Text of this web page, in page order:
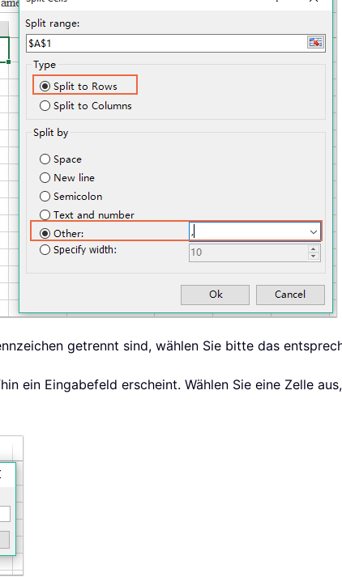
getrennt sind, wählen Sie bitte das
ein Eingabefeld erscheint. Wählen Sie eine Zelle